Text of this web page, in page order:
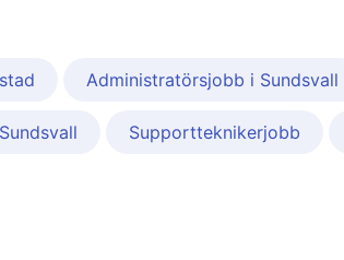
Administratörsjobb i Sundsvall
Sundsvall Supportteknikerjobb